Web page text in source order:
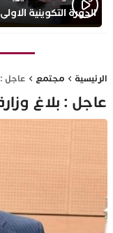
الدورة التكوينية
بمركز التكوين ثانوية
الرئيسية مجتمع عاجل :
عاجل : بلاغ